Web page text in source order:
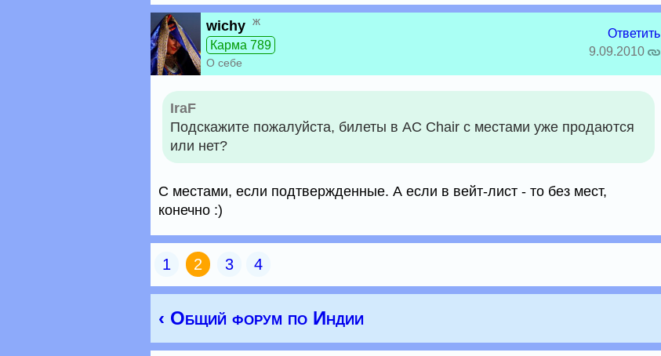
wichy ж
Карма 789
О себе
Ответить
9.09.2010
IraF
Подскажите пожалуйста, билеты в AC Chair с местами уже продаются
или нет?
С местами, если подтвержденные. А если в вейт-лист - то без мест,
конечно :)
1 2 3 4
‹ Общий форум по Индии